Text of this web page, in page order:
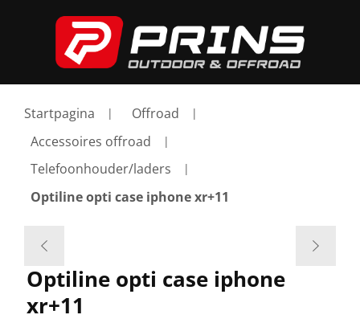
Startpagina
Offroad
Accessoires offroad
Telefoonhouder/laders
Optiline opti case iphone xr+11
Optiline opti case iphone
xr+11